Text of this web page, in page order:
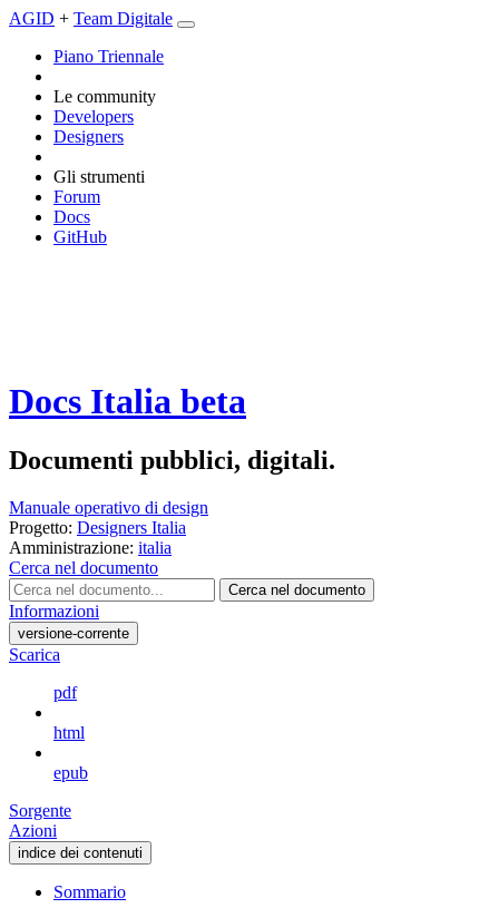
AGID + Team Digitale
Piano Triennale
Le community
Developers
Designers
Gli strumenti
Forum
Docs
GitHub
Docs Italia beta
Documenti pubblici, digitali.
Manuale operativo di design
Progetto: Designers Italia
Amministrazione: italia
Cerca nel documento
Cerca nel documento
Informazioni
versione-corrente
Scarica
pdf
html
epub
Sorgente
Azioni
indice dei contenuti
Sommario